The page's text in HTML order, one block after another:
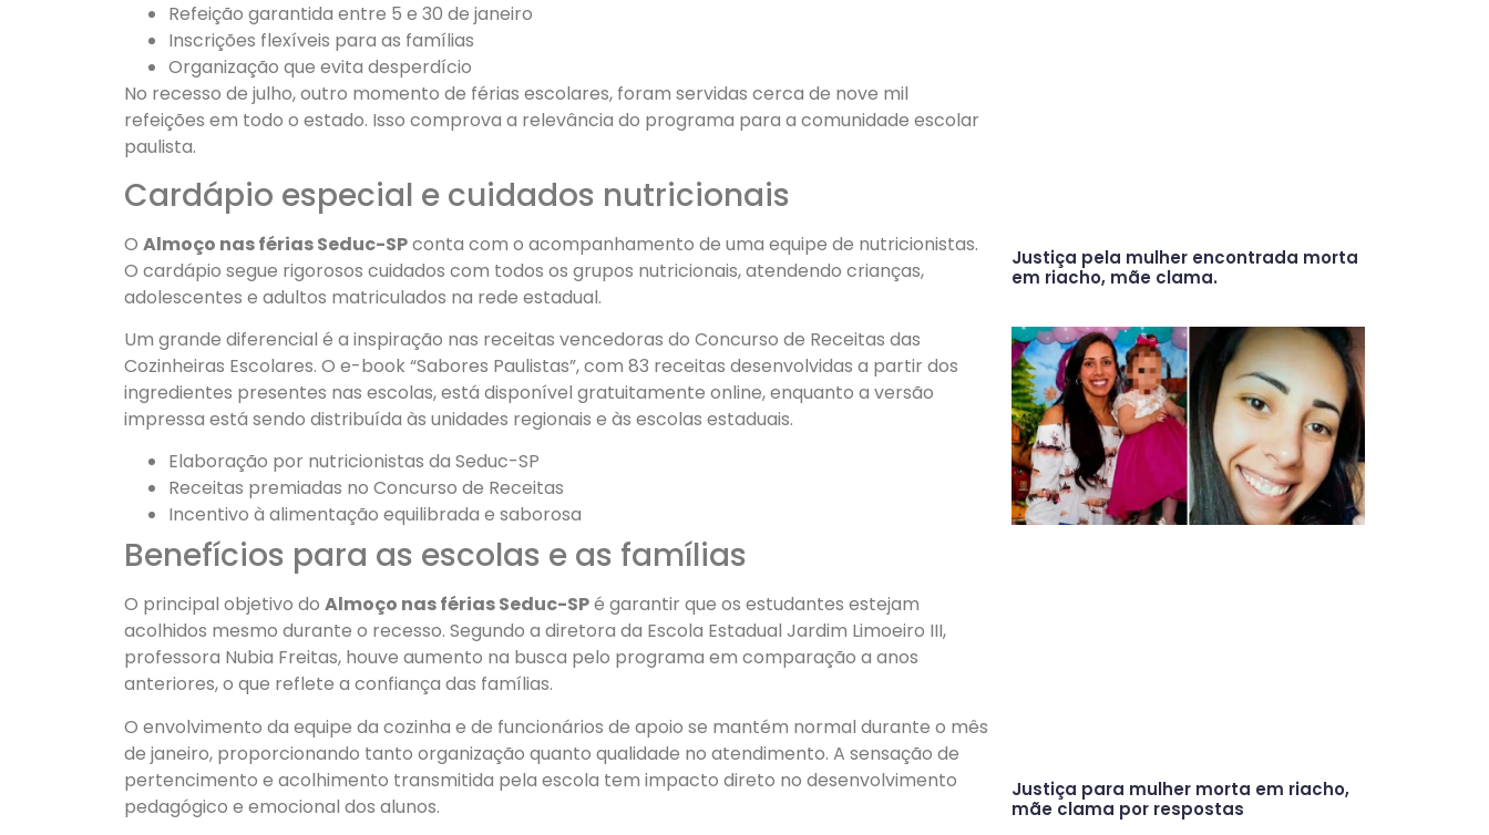
Refeição garantida entre 5 e 30 de janeiro
Inscrições flexíveis para as famílias
Organização que evita desperdício
No recesso de julho, outro momento de férias escolares, foram servidas cerca de nove mil
refeições em todo o estado. Isso comprova a relevância do programa para a comunidade escolar
paulista.
Cardápio especial e cuidados nutricionais
O Almoço nas férias Seduc-SPconta com o acompanhamento de uma equipe de nutricionistas.
O cardápio segue rigorosos cuidados com todos os grupos nutricionais, atendendo crianças,
adolescentes e adultos matriculados na rede estadual.
Um grande diferencial é a inspiração nas receitas vencedoras do Concurso de Receitas das
Cozinheiras Escolares. O e-book “Sabores Paulistas”, com 83 receitas desenvolvidas a partir dos
ingredientes presentes nas escolas, está disponível gratuitamente online, enquanto a versão
impressa está sendo distribuída às unidades regionais e às escolas estaduais.
Elaboração por nutricionistas da Seduc-SP
Receitas premiadas no Concurso de Receitas
Incentivo à alimentação equilibrada e saborosa
Benefícios para as escolas e as famílias
O principal objetivo do Almoço nas férias Seduc-SPé garantir que os estudantes estejam
acolhidos mesmo durante o recesso. Segundo a diretora da Escola Estadual Jardim Limoeiro III,
professora Nubia Freitas, houve aumento na busca pelo programa em comparação a anos
anteriores, o que reflete a confiança das famílias.
O envolvimento da equipe da cozinha e de funcionários de apoio se mantém normal durante o mês
de janeiro, proporcionando tanto organização quanto qualidade no atendimento. A sensação de
pertencimento e acolhimento transmitida pela escola tem impacto direto no desenvolvimento
pedagógico e emocional dos alunos.
Justiça pela mulher encontrada morta
em riacho, mãe clama.
Justiça para mulher morta em riacho,
mãe clama por respostas